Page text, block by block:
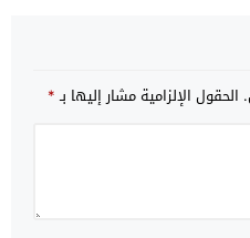
الحقول الإلزامية مشار إليها بـ*